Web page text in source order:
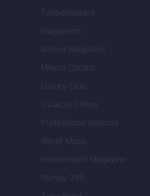
Tuobenessere
Viaggiamo
Nonne Magazine
Milano Cortina
Luxury Club
Il Calcio Online
Professione mamma
World Music
Investimenti Magazine
Money 365